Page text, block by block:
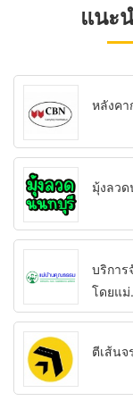
แนะ
หลังคา
มุ้งลว
บริการ
โดยแม่
ตีเส้น